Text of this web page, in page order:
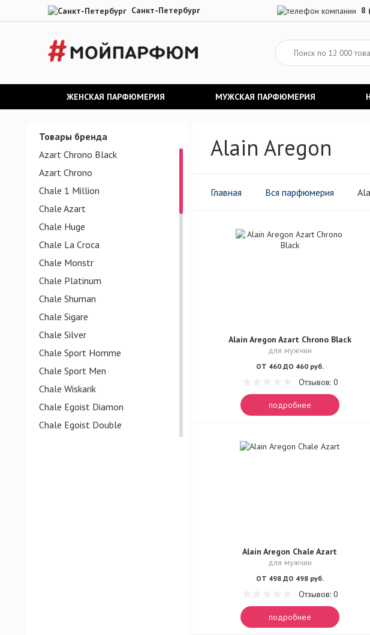
Санкт-Петербург 8
ЖЕНСКАЯ ПАРФЮМЕРИЯ МУЖСКАЯ ПАРФЮМЕРИЯ
Товары бренда
Azart Chrono Black
Azart Chrono
Chale 1 Million
Chale Azart
Chale Huge
Chale La Croca
Chale Monstr
Chale Platinum
Chale Shuman
Chale Sigare
Chale Silver
Chale Sport Homme
Chale Sport Men
Chale Wiskarik
Chale Egoist Diamon
Chale Egoist Double
Alain Aregon
Главная Вся парфюмерия
Alain Aregon Azart Chrono Black
для мужчин
ОТ 460 ДО 460 руб.
Отзывов: 0
подробнее
Alain Aregon Chale Azart
для мужчин
ОТ 498 ДО 498 руб.
Отзывов: 0
подробнее